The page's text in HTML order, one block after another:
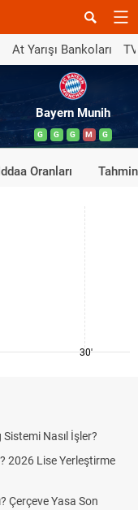
At Yarışı Bankoları
Bayern Munih
G G G M G
Oranları
30'
Nasıl İşler?
2026 Lise Yerleştirme
Çerçeve Yasa Son